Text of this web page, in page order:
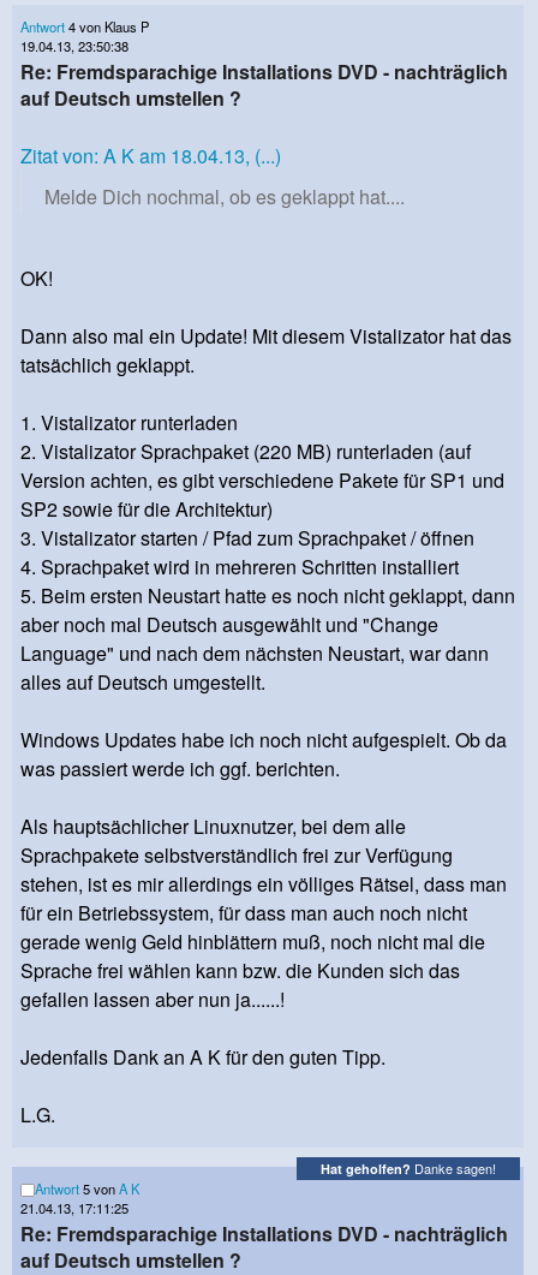
Antwort4 von Klaus P
19.04.13, 23:50:38
Re: Fremdsparachige Installations DVD - nachträglich
auf Deutsch umstellen ?
Zitat von: A K am 18.04.13, (...)
Melde Dich nochmal, ob es geklappt hat....
OK!
Dann also mal ein Update! Mit diesem Vistalizator hat das
tatsächlich geklappt.
1. Vistalizator runterladen
2. Vistalizator Sprachpaket (220 MB) runterladen (auf
Version achten, es gibt verschiedene Pakete für SP1 und
SP2 sowie für die Architektur)
3. Vistalizator starten / Pfad zum Sprachpaket / öffnen
4. Sprachpaket wird in mehreren Schritten installiert
5. Beim ersten Neustart hatte es noch nicht geklappt, dann
aber noch mal Deutsch ausgewählt und "Change
Language" und nach dem nächsten Neustart, war dann
alles auf Deutsch umgestellt.
Windows Updates habe ich noch nicht aufgespielt. Ob da
was passiert werde ich ggf. berichten.
Als hauptsächlicher Linuxnutzer, bei dem alle
Sprachpakete selbstverständlich frei zur Verfügung
stehen, ist es mir allerdings ein völliges Rätsel, dass man
für ein Betriebssystem, für dass man auch noch nicht
gerade wenig Geld hinblättern muß, noch nicht mal die
Sprache frei wählen kann bzw. die Kunden sich das
gefallen lassen aber nun ja......!
Jedenfalls Dank an A K für den guten Tipp.
L.G.
Hat geholfen? Danke sagen!
Antwort5 vonA K
21.04.13, 17:11:25
Re: Fremdsparachige Installations DVD - nachträglich
auf Deutsch umstellen ?